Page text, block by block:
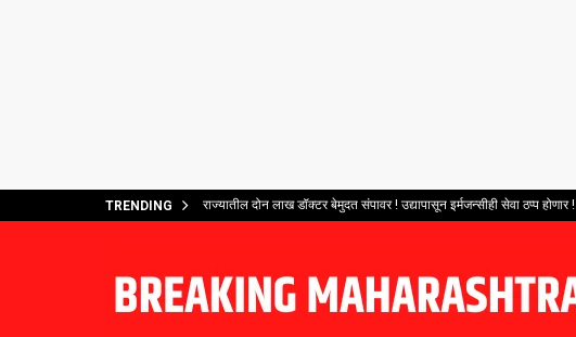
TRENDING राज्यातील दोन लाख डॉक्टर बेमुदत संपावर ! उद्यापासून इर्मजन्सीही सेवा ठप्प होणार !